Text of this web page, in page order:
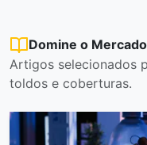
Domine o
Artigos selecionados
toldos e coberturas.